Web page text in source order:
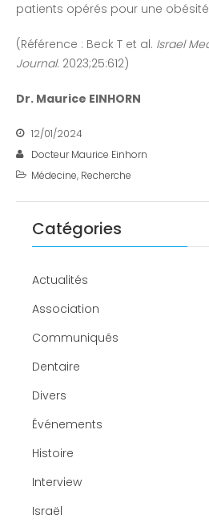
patients opérés pour une
(Référence : Beck T et al. Israel
Journal. 2023;25:612)
Dr. Maurice EINHORN
12/01/2024
Docteur Maurice Einhorn
Médecine, Recherche
Catégories
Actualités
Association
Communiqués
Dentaire
Divers
Événements
Histoire
Interview
Israël